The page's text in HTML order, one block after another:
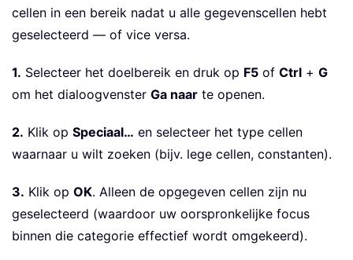
cellen in een bereik nadat u alle gegevenscellen hebt
geselecteerd — of vice versa.
1. Selecteer het doelbereik en druk op F5 of Ctrl + G
om het dialoogvenster Ga naar te openen.
2. Klik op Speciaal… en selecteer het type cellen
waarnaar u wilt zoeken (bijv. lege cellen, constanten).
3. Klik op OK. Alleen de opgegeven cellen zijn nu
geselecteerd (waardoor uw oorspronkelijke focus
binnen die categorie effectief wordt omgekeerd).